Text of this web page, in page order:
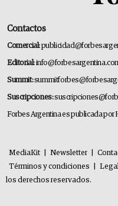
Contactos
Comercial:
Editorial:
Summit:
Suscripciones:
Forbes Argentina es publicada por
MediaKit Newsletter
Términos y condiciones
los derechos reservados.